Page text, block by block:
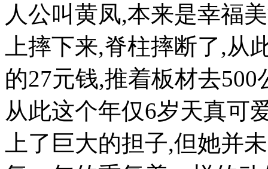
人公叫黄凤,本来是幸福
上摔下来,脊柱摔断了,从
的27元钱,推着板材去
从此这个年仅6岁天真可
上了巨大的担子,但她并